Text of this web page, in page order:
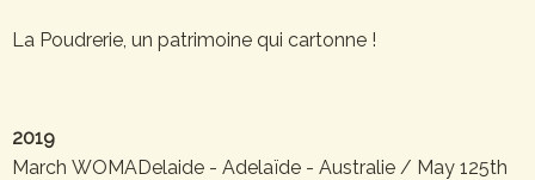
La Poudrerie, un patrimoine qui cartonne !
2019
March WOMADelaide - Adelaïde - Australie / May 125th